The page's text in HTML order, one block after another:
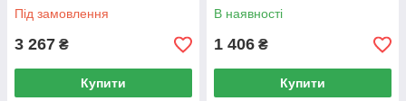
Під замовлення
3 267 ₴
Купити
В наявності
1 406 ₴
Купити